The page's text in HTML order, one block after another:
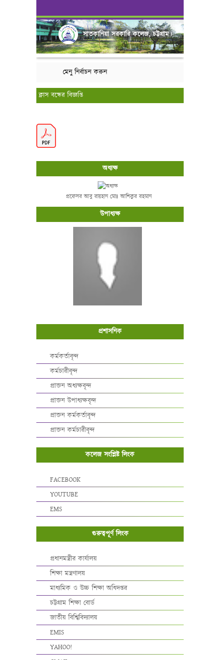
সাতকানিয়া সরকারি কলেজ, চট্টগ্রাম।
মেনু নির্বাচন করুন
ক্লাস বন্ধের বিজ্ঞপ্তি
অধ্যক্ষ
প্রফেসর আবু রায়হান মোঃ আশিকুর রহমান
উপাধ্যক্ষ
প্রশাসনিক
কর্মকর্তাবৃন্দ
কর্মচারীবৃন্দ
প্রাক্তন অধ্যক্ষবৃন্দ
প্রাক্তন উপাধ্যক্ষবৃন্দ
প্রাক্তন কর্মকর্তাবৃন্দ
প্রাক্তন কর্মচারীবৃন্দ
কলেজ সংশ্লিষ্ট লিংক
FACEBOOK
YOUTUBE
EMS
গুরুত্বপূর্ণ লিংক
প্রধানমন্ত্রীর কার্যালয়
শিক্ষা মন্ত্রণালয়
মাধ্যমিক ও উচ্চ শিক্ষা অধিদপ্তর
চট্টগ্রাম শিক্ষা বোর্ড
জাতীয় বিশ্বিবিদ্যালয়
EMIS
YAHOO!